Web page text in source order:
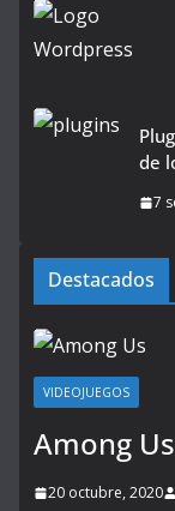
de
7
Destacados
VIDEOJUEGOS
Among
20 octubre, 2020